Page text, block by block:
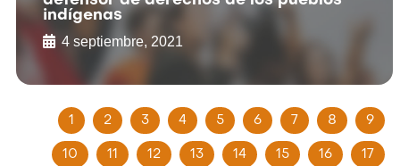
indígenas
4 septiembre, 2021
1 2 3 4 5 6 7 8 9
10 11 12 13 14 15 16 17